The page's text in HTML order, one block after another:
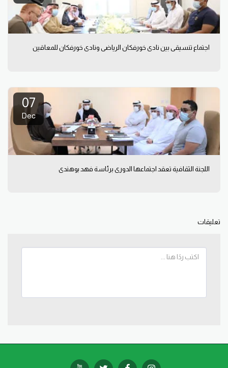
اجتماع تنسيقي بين نادي خورفكان الرياضي ونادي خورفكان للمعاقين
07
Dec
اللجنة الثقافية تعقد اجتماعها الدوري برئاسة فهد بوهندي
تعليقات